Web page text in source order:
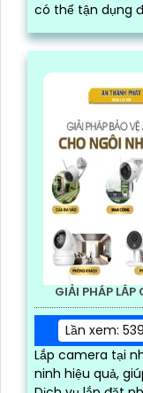
GIẢI PHÁP
Lần xem:
Với giải pháp
giám sát, đây là
tối ưu nhất ở
có thể tận
livestream